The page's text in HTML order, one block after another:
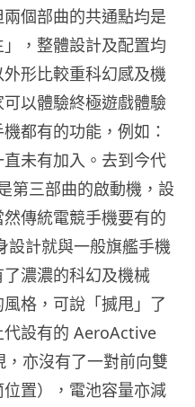
個部曲的共通點均是
，整體設計及配置均
形比較重科幻感及機
以體驗終極遊戲體驗
都有的功能，例如：
未有加入。去到今代
第三部曲的啟動機，設
傳統電競手機要有的
設計就與一般旗艦手機
濃濃的科幻及機械
格，可說「搣甩」了
代設有的 AeroActive
亦沒有了一對前向雙
置），電池容量亦減